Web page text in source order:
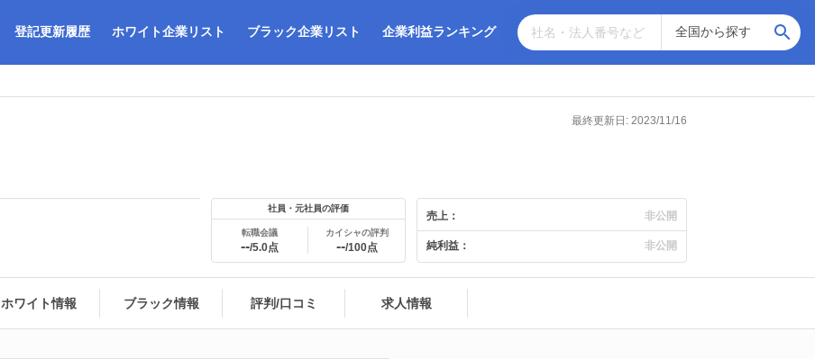
登記更新履歴 ホワイト企業リスト ブラック企業リスト 企業利益ランキング
最終更新日: 2023/11/16
社員・元社員の評価
転職会議
--/5.0点
カイシャの評判
--/100点
売上： 非公開
純利益： 非公開
ホワイト情報 ブラック情報 評判/口コミ 求人情報